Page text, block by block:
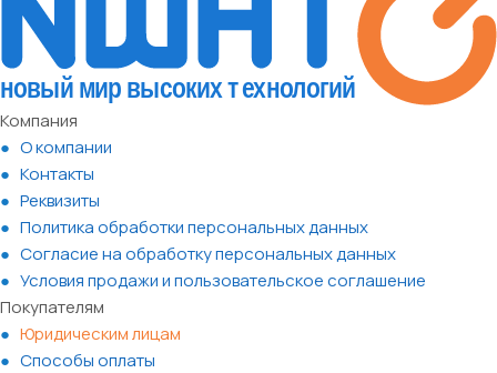
Компания
О компании
Контакты
Реквизиты
Политика обработки персональных данных
Согласие на обработку персональных данных
Условия продажи и пользовательское соглашение
Покупателям
Юридическим лицам
Способы оплаты